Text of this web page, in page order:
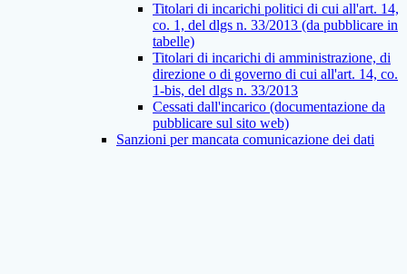
Titolari di incarichi politici di cui all'art. 14,
co. 1, del dlgs n. 33/2013 (da pubblicare in
tabelle)
Titolari di incarichi di amministrazione, di
direzione o di governo di cui all'art. 14, co.
1-bis, del dlgs n. 33/2013
Cessati dall'incarico (documentazione da
pubblicare sul sito web)
Sanzioni per mancata comunicazione dei dati